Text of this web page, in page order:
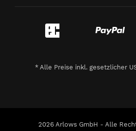
* Alle Preise inkl. gesetzlicher
2026 Arlows GmbH - Alle